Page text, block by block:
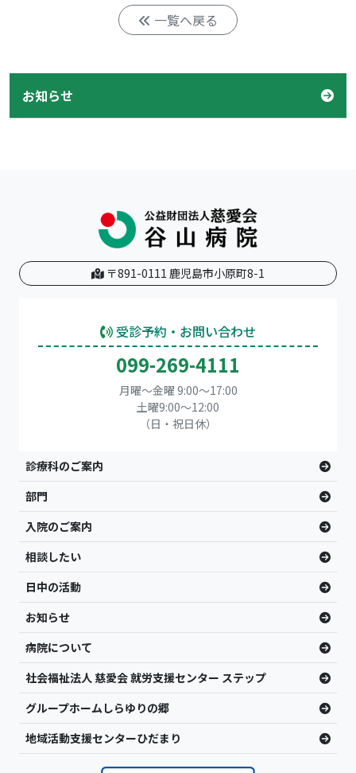
一覧へ戻る
お知らせ
〒891-0111 鹿児島市小原町8-1
受診予約・お問い合わせ
099-269-4111
月曜～金曜 9:00～17:00
土曜9:00〜12:00
（日・祝日休）
診療科のご案内
部門
入院のご案内
相談したい
日中の活動
お知らせ
病院について
社会福祉法人 慈愛会 就労支援センター ステップ
グループホームしらゆりの郷
地域活動支援センターひだまり